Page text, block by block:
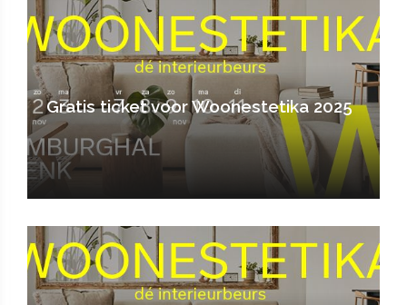
Gratis ticket voor Woonestetika 2025